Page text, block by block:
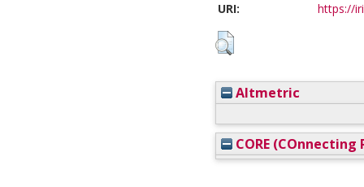
URI:
https://
Altmetric
CORE (COnnecting